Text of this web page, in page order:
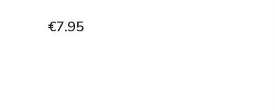
€7.95